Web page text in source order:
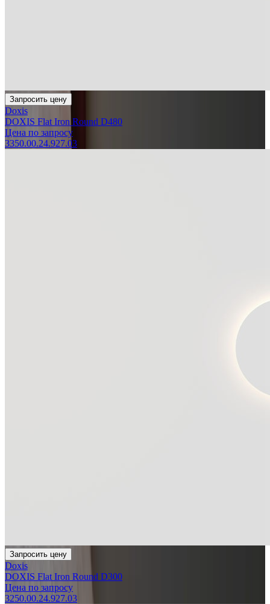
Запросить цену
Doxis
DOXIS Flat Iron Round D480
Цена по запросу
3350.00.24.927.03
Запросить цену
Doxis
DOXIS Flat Iron Round D300
Цена по запросу
3250.00.24.927.03